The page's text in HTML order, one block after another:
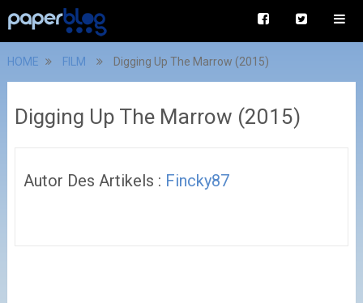
HOME FILM Digging Up The Marrow (2015)
Digging Up The Marrow (2015)
Autor Des Artikels : Fincky87